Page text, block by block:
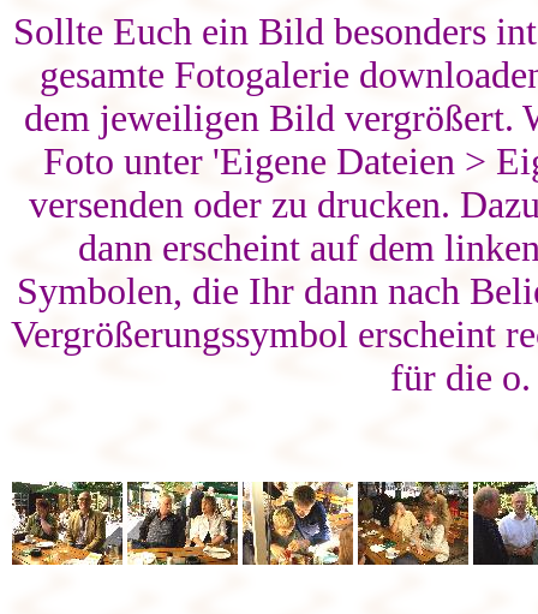
Sollte Euch ein Bild besonders
gesamte Fotogalerie
dem jeweiligen Bild vergrößert.
Foto unter 'Eigene Dateien >
versenden oder zu drucken.
dann erscheint auf dem
Symbolen, die Ihr dann nach
Vergrößerungssymbol erscheint
für die